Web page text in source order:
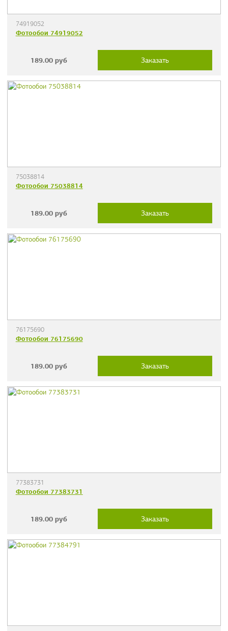
74919052
Фотообои 74919052
189.00 руб Заказать
75038814
Фотообои 75038814
189.00 руб Заказать
76175690
Фотообои 76175690
189.00 руб Заказать
77383731
Фотообои 77383731
189.00 руб Заказать